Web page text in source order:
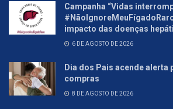
Campanha “Vidas
impacto das doenças
6 DE AGOSTO DE 2026
Dia dos Pais acende alerta
compras
8 DE AGOSTO DE 2026